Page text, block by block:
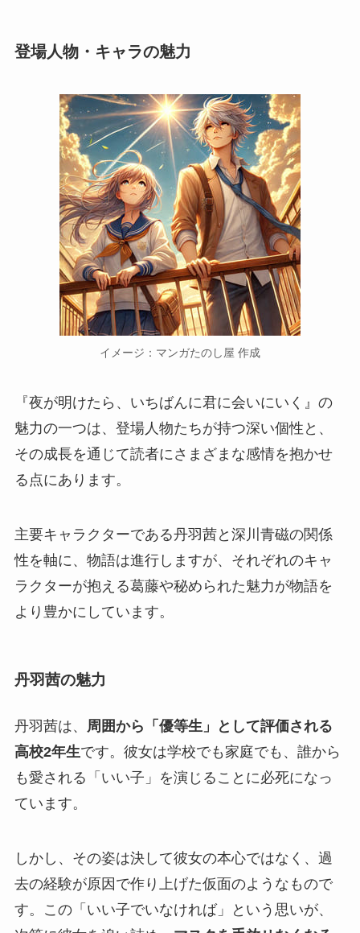
登場人物・キャラの魅力
イメージ：マンガたのし屋 作成
『夜が明けたら、いちばんに君に会いにいく』の
魅力の一つは、登場人物たちが持つ深い個性と、
その成長を通じて読者にさまざまな感情を抱かせ
る点にあります。
主要キャラクターである丹羽茜と深川青磁の関係
性を軸に、物語は進行しますが、それぞれのキャ
ラクターが抱える葛藤や秘められた魅力が物語を
より豊かにしています。
丹羽茜の魅力
丹羽茜は、 周囲から「優等生」として評価される
高校2年生です。彼女は学校でも家庭でも、誰から
も愛される「いい子」を演じることに必死になっ
ています。
しかし、その姿は決して彼女の本心ではなく、過
去の経験が原因で作り上げた仮面のようなもので
す。この「いい子でいなければ」という思いが、